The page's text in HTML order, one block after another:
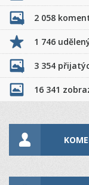
2 058
1 746
3 354
16 341